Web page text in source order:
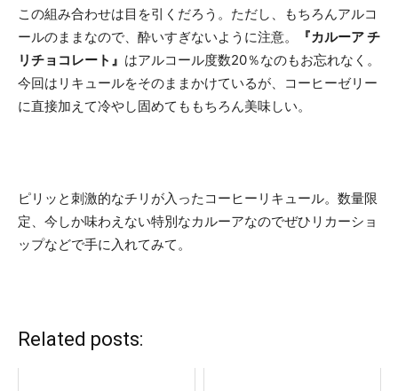
この組み合わせは目を引くだろう。ただし、もちろんアルコ
ールのままなので、酔いすぎないように注意。
『カルーア チ
リチョコレート』 はアルコール度数20％なのもお忘れなく。
今回はリキュールをそのままかけているが、コーヒーゼリー
に直接加えて冷やし固めてももちろん美味しい。
ピリッと刺激的なチリが入ったコーヒーリキュール。数量限
定、今しか味わえない特別なカルーアなのでぜひリカーショ
ップなどで手に入れてみて。
Related posts: